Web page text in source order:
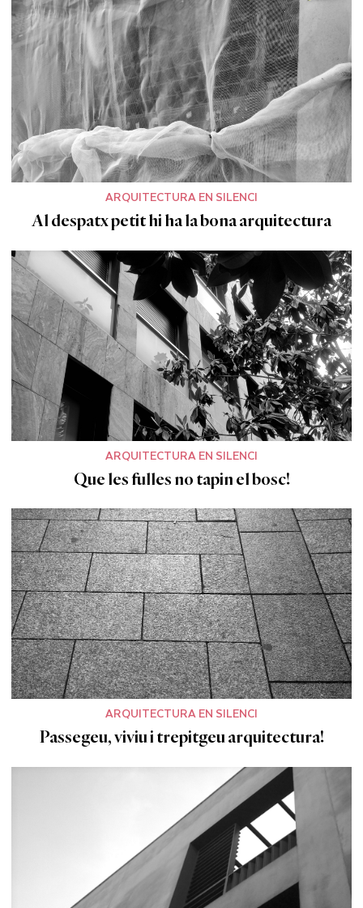
ARQUITECTURA EN SILENCI
Al despatx petit hi ha la bona arquitectura
ARQUITECTURA EN SILENCI
Que les fulles no tapin el bosc!
ARQUITECTURA EN SILENCI
Passegeu, viviu i trepitgeu arquitectura!